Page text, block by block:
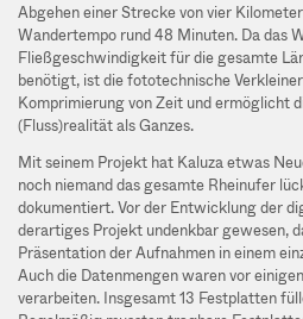
Abgehen einer Strecke von vier
Wandertempo rund 48 Minuten. Da das
Fließgeschwindigkeit für die gesamte
benötigt, ist die fototechnische
Komprimierung von Zeit und ermöglicht
(Fluss)realität als Ganzes.
Mit seinem Projekt hat Kaluza etwas
noch niemand das gesamte Rheinufer
dokumentiert. Vor der Entwicklung der
derartiges Projekt undenkbar gewesen,
Präsentation der Aufnahmen in einem
Auch die Datenmengen waren vor
verarbeiten. Insgesamt 13 Festplatten